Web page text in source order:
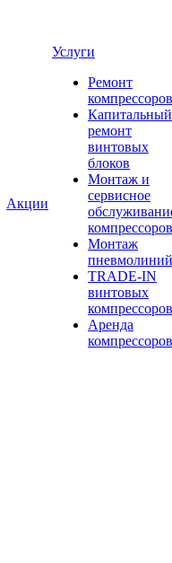
Акции
Услуги
Ремонт
компрессоров
Капитальный
ремонт
винтовых
блоков
Монтаж и
сервисное
компрессоров
Монтаж
пневмолиний
TRADE-IN
винтовых
компрессоров
Аренда
компрессоров